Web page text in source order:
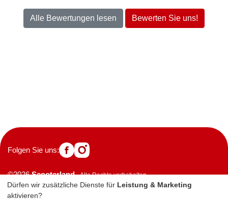
Alle Bewertungen lesen Bewerten Sie uns!
Folgen Sie uns:
©2026Scooterland - Alle Rechte vorbehalten
Einzugsgebiete Kontakt
Impressum
Datenschutzerklärung
Dürfen wir zusätzliche Dienste für Leistung & Marketing
aktivieren?